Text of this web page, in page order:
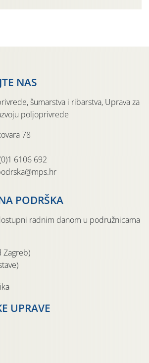
NAS
šumarstva i ribarstva, Uprava za
poljoprivrede
78
6106 692
PODRŠKA
radnim danom u podružnicama
Zagreb)
UPRAVE